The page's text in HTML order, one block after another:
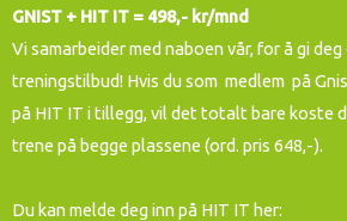
GNIST + HIT IT = 498,- kr/mnd
Vi samarbeider med naboen vår, for å gi
treningstilbud! Hvis du som medlem på
på HIT IT i tillegg, vil det totalt bare koste
trene på begge plassene (ord. pris 648,-).
Du kan melde deg inn på HIT IT her: